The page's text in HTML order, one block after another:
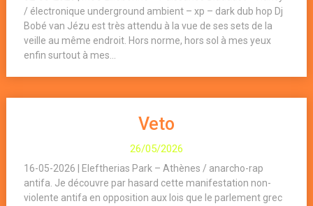
/ électronique underground ambient – xp – dark dub hop Dj
Bobé van Jézu est très attendu à la vue de ses sets de la
veille au même endroit. Hors norme, hors sol à mes yeux
enfin surtout à mes...
Veto
26/05/2026
16-05-2026 | Eleftherias Park – Athènes / anarcho-rap
antifa. Je découvre par hasard cette manifestation non-
violente antifa en opposition aux lois que le parlement grec